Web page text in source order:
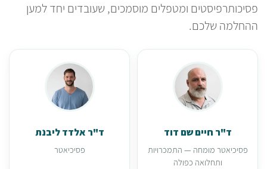
פסיכותרפיסטים ומטפלים מוסמכים, שעובדים יחד למען
ההחלמה שלכם.
ד"ר חיים שם דוד
פסיכיאטר מומחה — התמכרויות
ותחלואה כפולה
ד"ר אלדד ליבנת
פסיכיאטר